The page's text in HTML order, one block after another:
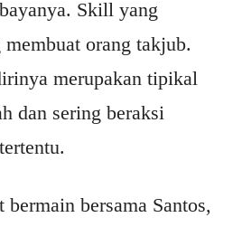
Skill yang
orang takjub.
merupakan tipikal
dan sering beraksi
bersama Santos,